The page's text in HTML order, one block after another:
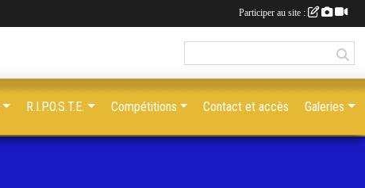
R.I.P.O.S.T.E. Compétitions Contact et accès Galeries
Participer au site :